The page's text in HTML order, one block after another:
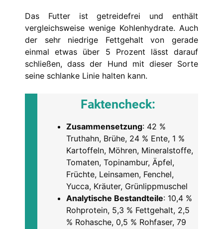
Das Futter ist getreidefrei und enthält
vergleichsweise wenige Kohlenhydrate. Auch
der sehr niedrige Fettgehalt von gerade
einmal etwas über 5 Prozent lässt darauf
schließen, dass der Hund mit dieser Sorte
seine schlanke Linie halten kann.
Faktencheck:
Zusammensetzung: 42 %
Truthahn, Brühe, 24 % Ente, 1 %
Kartoffeln, Möhren, Mineralstoffe,
Tomaten, Topinambur, Äpfel,
Früchte, Leinsamen, Fenchel,
Yucca, Kräuter, Grünlippmuschel
Analytische Bestandteile: 10,4 %
Rohprotein, 5,3 % Fettgehalt, 2,5
% Rohasche, 0,5 % Rohfaser, 79